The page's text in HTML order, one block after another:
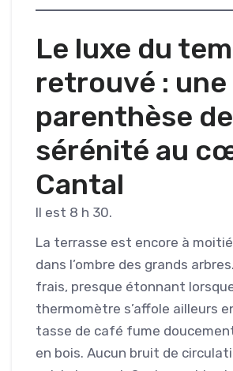
Le luxe du
retrouvé : une
parenthèse de
sérénité au
Cantal
Il est 8 h 30.
La terrasse est encore à
dans l’ombre des grands
frais, presque étonnant
thermomètre s’affole ailleurs
tasse de café fume
en bois. Aucun bruit de